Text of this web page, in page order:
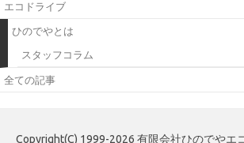
エコドライブ
ひのでやとは
スタッフコラム
全ての記事
Copyright(C) 1999-2026 有限会社ひのでやエ